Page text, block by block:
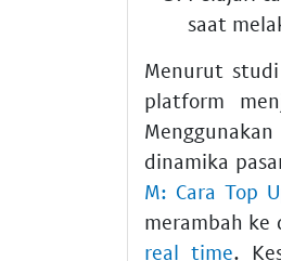
saat
Menurut
platform
Menggunakan
dinamika
M: Cara Top
merambah ke
real time.